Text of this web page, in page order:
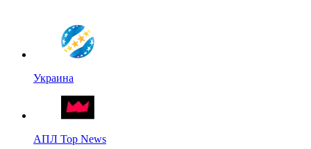
Украина
АПЛ Top News